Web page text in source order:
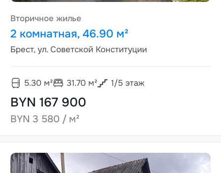
Вторичное жилье
2 комнатная, 46.90 м²
Брест, ул. Советской Конституции
5.30м² 31.70м² 1/5этаж
BYN 167 900
BYN 3 580 / м²